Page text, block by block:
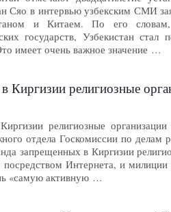
Сяо в интервью узбекским СМИ
и Китаем. По его
государств, Узбекистан
имеет очень важное значение …
религиозные
религиозные
отдела Госкомиссии по делам
запрещенных в Киргизии
Интернета, и милиции
«самую активную …